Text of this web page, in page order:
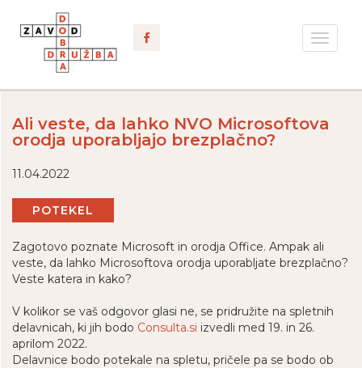
Toggle
Ali veste, da lahko NVO Microsoftova
orodja uporabljajo brezplačno?
11.04.2022
POTEKEL
Zagotovo poznate Microsoft in orodja Office. Ampak ali
veste, da lahko Microsoftova orodja uporabljate brezplačno?
Veste katera in kako?
V kolikor se vaš odgovor glasi ne, se pridružite na spletnih
delavnicah, ki jih bodo Consulta.si izvedli med 19. in 26.
aprilom 2022.
Delavnice bodo potekale na spletu, pričele pa se bodo ob